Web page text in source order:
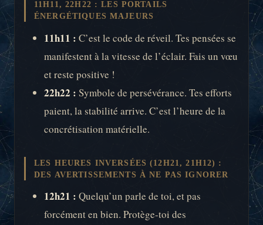
11H11, 22H22 : LES PORTAILS
ÉNERGÉTIQUES MAJEURS
11h11 : C’est le code de réveil. Tes pensées se
manifestent à la vitesse de l’éclair. Fais un vœu
et reste positive !
22h22 : Symbole de persévérance. Tes efforts
paient, la stabilité arrive. C’est l’heure de la
concrétisation matérielle.
LES HEURES INVERSÉES (12H21, 21H12) :
DES AVERTISSEMENTS À NE PAS IGNORER
12h21 : Quelqu’un parle de toi, et pas
forcément en bien. Protège-toi des